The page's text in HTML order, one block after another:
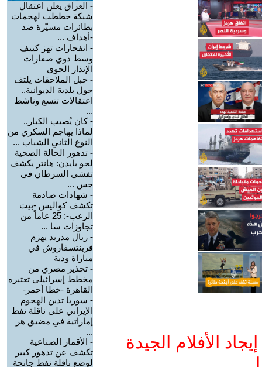
الأفلام الجيدة
- العراق يعلن اعتقال
شبكة خططت لهجمات
بطائرات مسيّرة ضد
-أهداف ...
- انفجارات تهز كييف
وسط دوي صفارات
الإنذار الجوي
- حبل الملاحقات يلتف
حول بلدية الديوانية..
اعتقالات تتسع وناشط
...
-كان يُصيب الكبار..
لماذا يهاجم السكري من
النوع الثاني الشباب ...
- تدهور الحالة الصحية
لجو بايدن: هانتر يكشف
تفشي السرطان في
جس ...
- شهادات صادمة
تكشف كواليس -بيت
الرعب-: 25 عاماً من
تجاوزات سا ...
- ريال مدريد يهزم
فرينتسفاروش في
مباراة ودية
- تحذير مصري من
مخطط إسرائيلي تعتبره
القاهرة -خطا أحمر-
- سوريا تدين الهجوم
الإيراني على ناقلة نفط
إماراتية في مضيق هر
...
- الأقمار الصناعية
تكشف عن تدهور كبير
لوضع ناقلة نفط جانحة